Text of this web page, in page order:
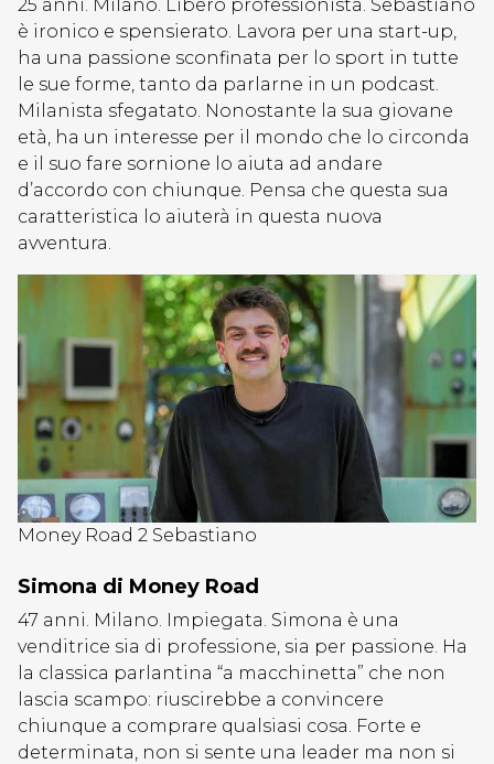
25 anni. Milano. Libero professionista. Sebastiano
è ironico e spensierato. Lavora per una start-up,
ha una passione sconfinata per lo sport in tutte
le sue forme, tanto da parlarne in un podcast.
Milanista sfegatato. Nonostante la sua giovane
età, ha un interesse per il mondo che lo circonda
e il suo fare sornione lo aiuta ad andare
d’accordo con chiunque. Pensa che questa sua
caratteristica lo aiuterà in questa nuova
avventura.
Money Road 2 Sebastiano
Simona di Money Road
47 anni. Milano. Impiegata. Simona è una
venditrice sia di professione, sia per passione. Ha
la classica parlantina “a macchinetta” che non
lascia scampo: riuscirebbe a convincere
chiunque a comprare qualsiasi cosa. Forte e
determinata, non si sente una leader ma non si